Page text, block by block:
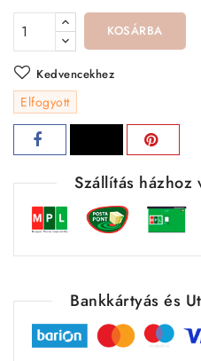
KOSÁRBA
Kedvencekhez
Elfogyott
Szállítás házhoz
Bankkártyás és